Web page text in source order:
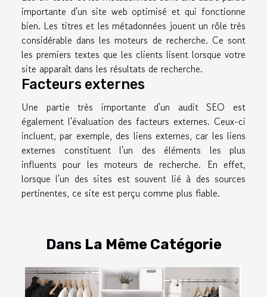
importante d'un site web optimisé et qui fonctionne
bien. Les titres et les métadonnées jouent un rôle très
considérable dans les moteurs de recherche. Ce sont
les premiers textes que les clients lisent lorsque votre
site apparaît dans les résultats de recherche.
Facteurs externes
Une partie très importante d'un audit SEO est
également l'évaluation des facteurs externes. Ceux-ci
incluent, par exemple, des liens externes, car les liens
externes constituent l'un des éléments les plus
influents pour les moteurs de recherche. En effet,
lorsque l'un des sites est souvent lié à des sources
pertinentes, ce site est perçu comme plus fiable.
Dans La Même Catégorie